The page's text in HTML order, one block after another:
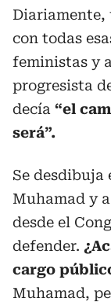
Diariamente,
con todas
feministas y
progresista
decía “el
será”.
Se desdibuja
Muhamad y
desde el
defender.
cargo
Muhamad,